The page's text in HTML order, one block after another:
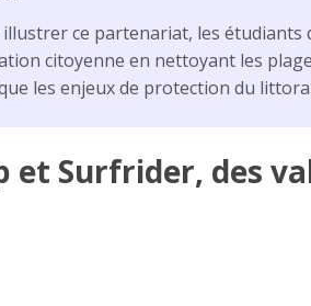
ce partenariat, les
citoyenne en nettoyant les
les enjeux de protection du
et Surfrider, des